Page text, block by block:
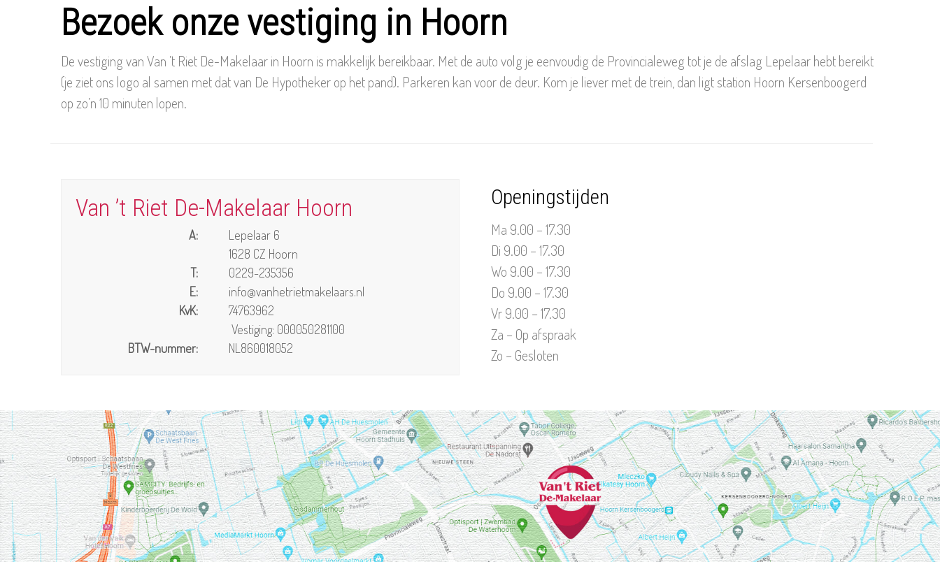
Bezoek onze vestiging in Hoorn
De vestiging van Van ’t Riet De-Makelaar in Hoorn is makkelijk bereikbaar. Met de auto volg je eenvoudig de Provincialeweg tot je de afslag Lepelaar hebt bereikt
(je ziet ons logo al samen met dat van De Hypotheker op het pand). Parkeren kan voor de deur. Kom je liever met de trein, dan ligt station Hoorn Kersenboogerd
op zo’n 10 minuten lopen.
Van ’t Riet De-Makelaar Hoorn
A:
Lepelaar 6
1628 CZ Hoorn
T:
0229-235356
E:
info@vanhetrietmakelaars.nl
KvK:
74763962
Vestiging: 000050281100
BTW-nummer:
NL860018052
Openingstijden
Ma 9.00 – 17.30
Di 9.00 – 17.30
Wo 9.00 – 17.30
Do 9.00 – 17.30
Vr 9.00 – 17.30
Za – Op afspraak
Zo – Gesloten